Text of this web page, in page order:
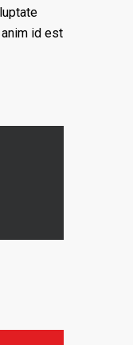
id est